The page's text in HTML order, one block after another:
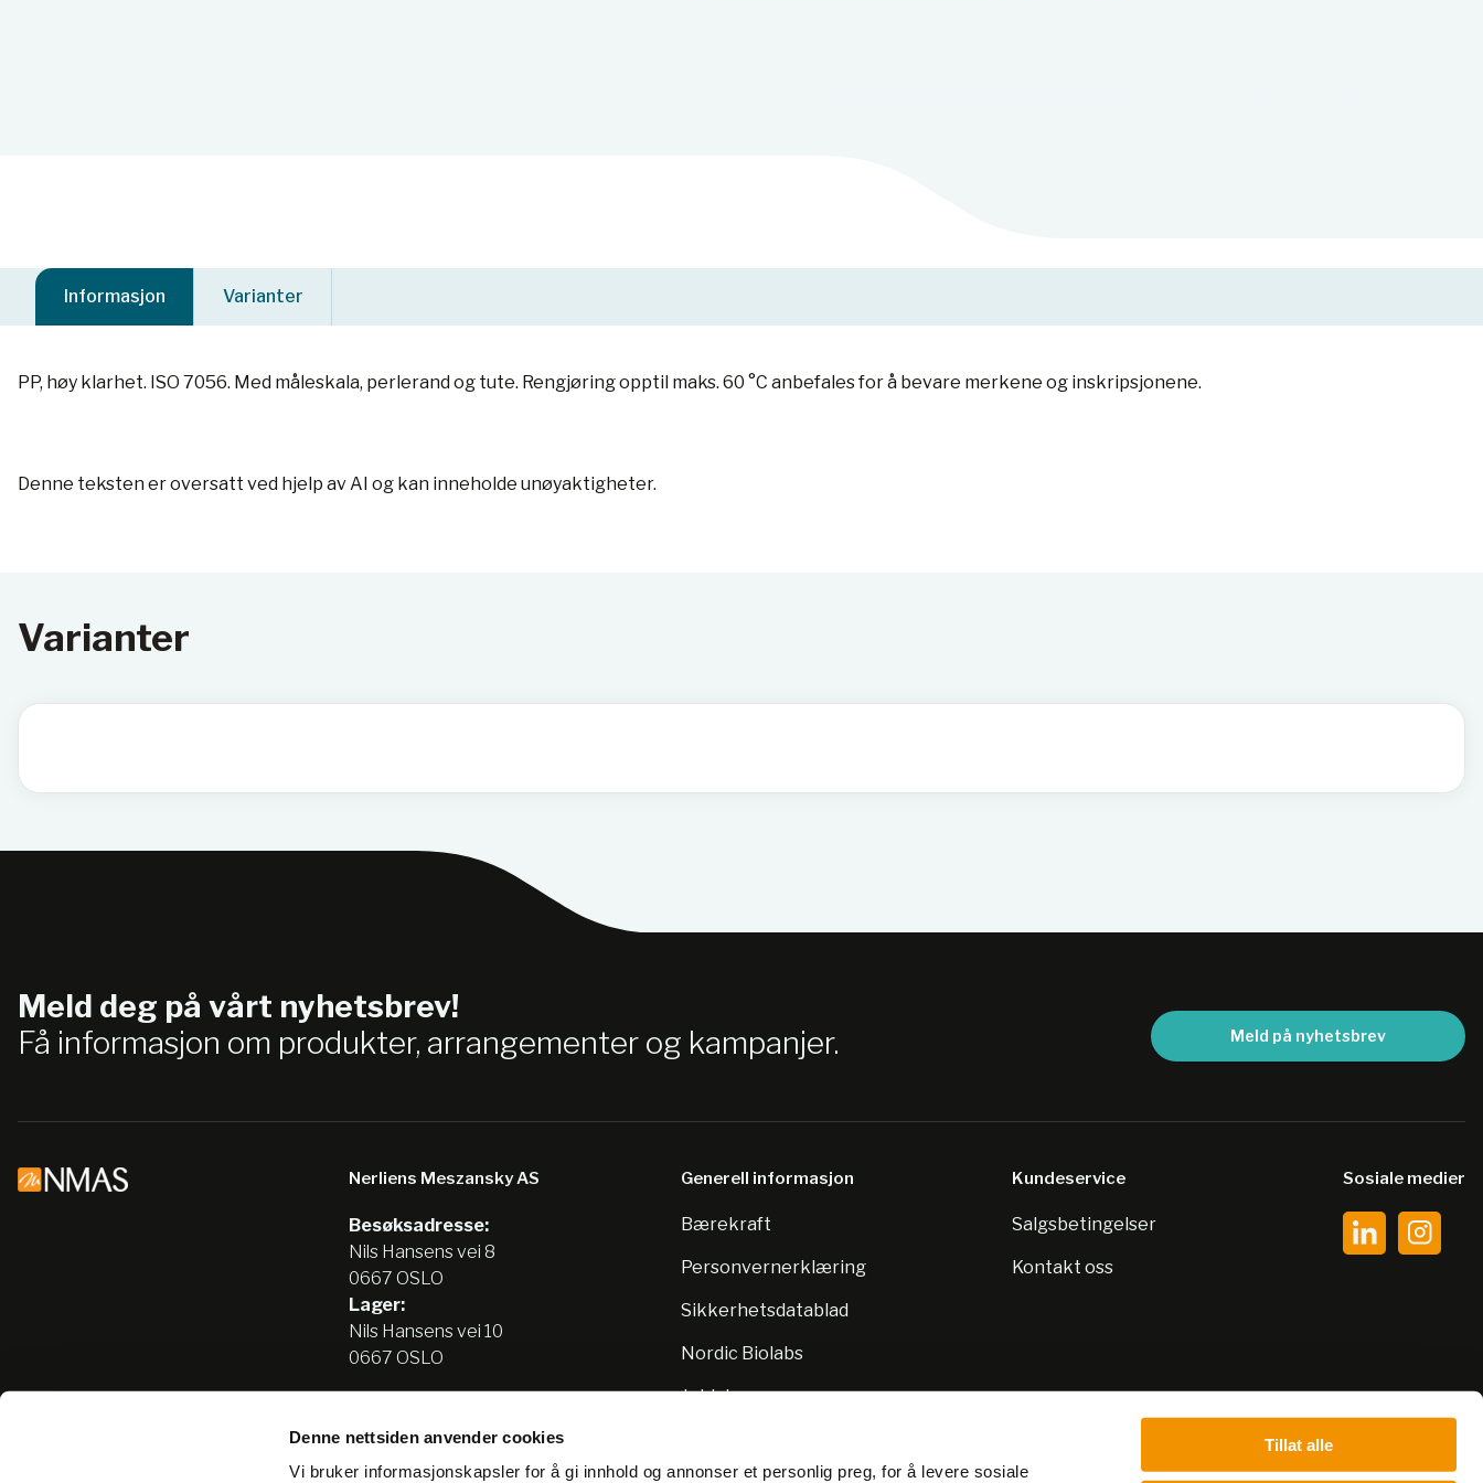
Denne nettsiden anvender cookies
Vi bruker informasjonskapsler for å gi innhold og annonser et personlig preg, for å levere sosiale
Tillat alle
Informasjon Varianter
PP, høy klarhet. ISO 7056. Med måleskala, perlerand og tute. Rengjøring opptil maks. 60 °C anbefales for å bevare merkene og inskripsjonene.
Denne teksten er oversatt ved hjelp av AI og kan inneholde unøyaktigheter.
Varianter
Meld deg på vårt nyhetsbrev!
Få informasjon om produkter, arrangementer og kampanjer.
Meld på nyhetsbrev
Nerliens Meszansky AS
Besøksadresse:
Nils Hansens vei 8
0667 OSLO
Lager:
Nils Hansens vei 10
0667 OSLO
Generell informasjon
Bærekraft
Personvernerklæring
Sikkerhetsdatablad
Nordic Biolabs
Jobb hos oss
Kundeservice
Salgsbetingelser
Kontakt oss
Sosiale medier